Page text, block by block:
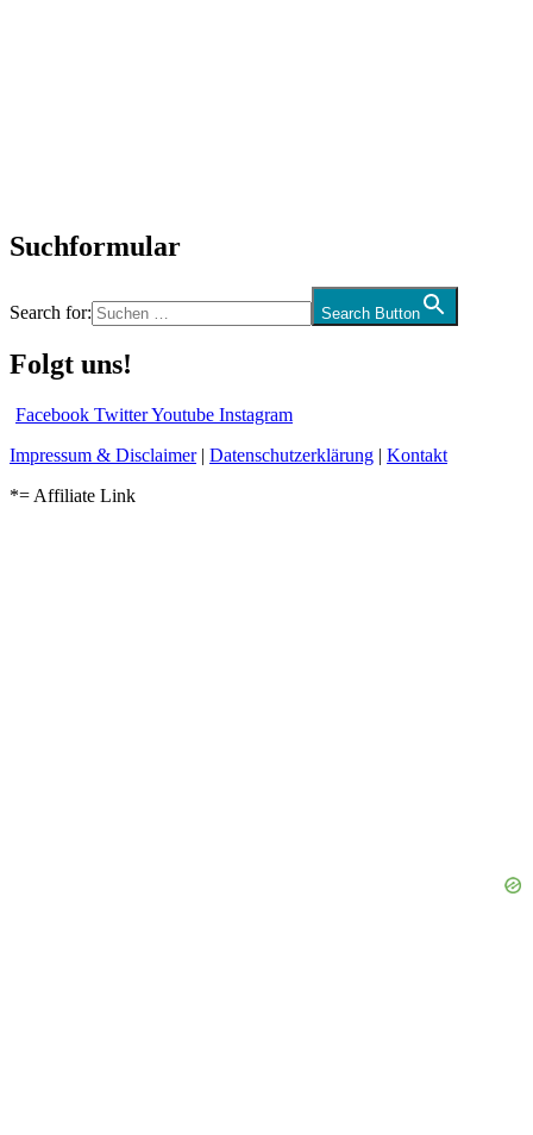
Suchformular
Search for: Search Button
Folgt uns!
Facebook TwitterYoutube Instagram
Impressum & Disclaimer| Datenschutzerklärung | Kontakt
*= Affiliate Link